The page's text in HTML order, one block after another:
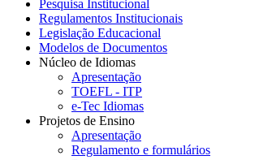
Pesquisa Institucional
Regulamentos Institucionais
Legislação Educacional
Modelos de Documentos
Núcleo de Idiomas
Apresentação
TOEFL - ITP
e-Tec Idiomas
Projetos de Ensino
Apresentação
Regulamento e formulários